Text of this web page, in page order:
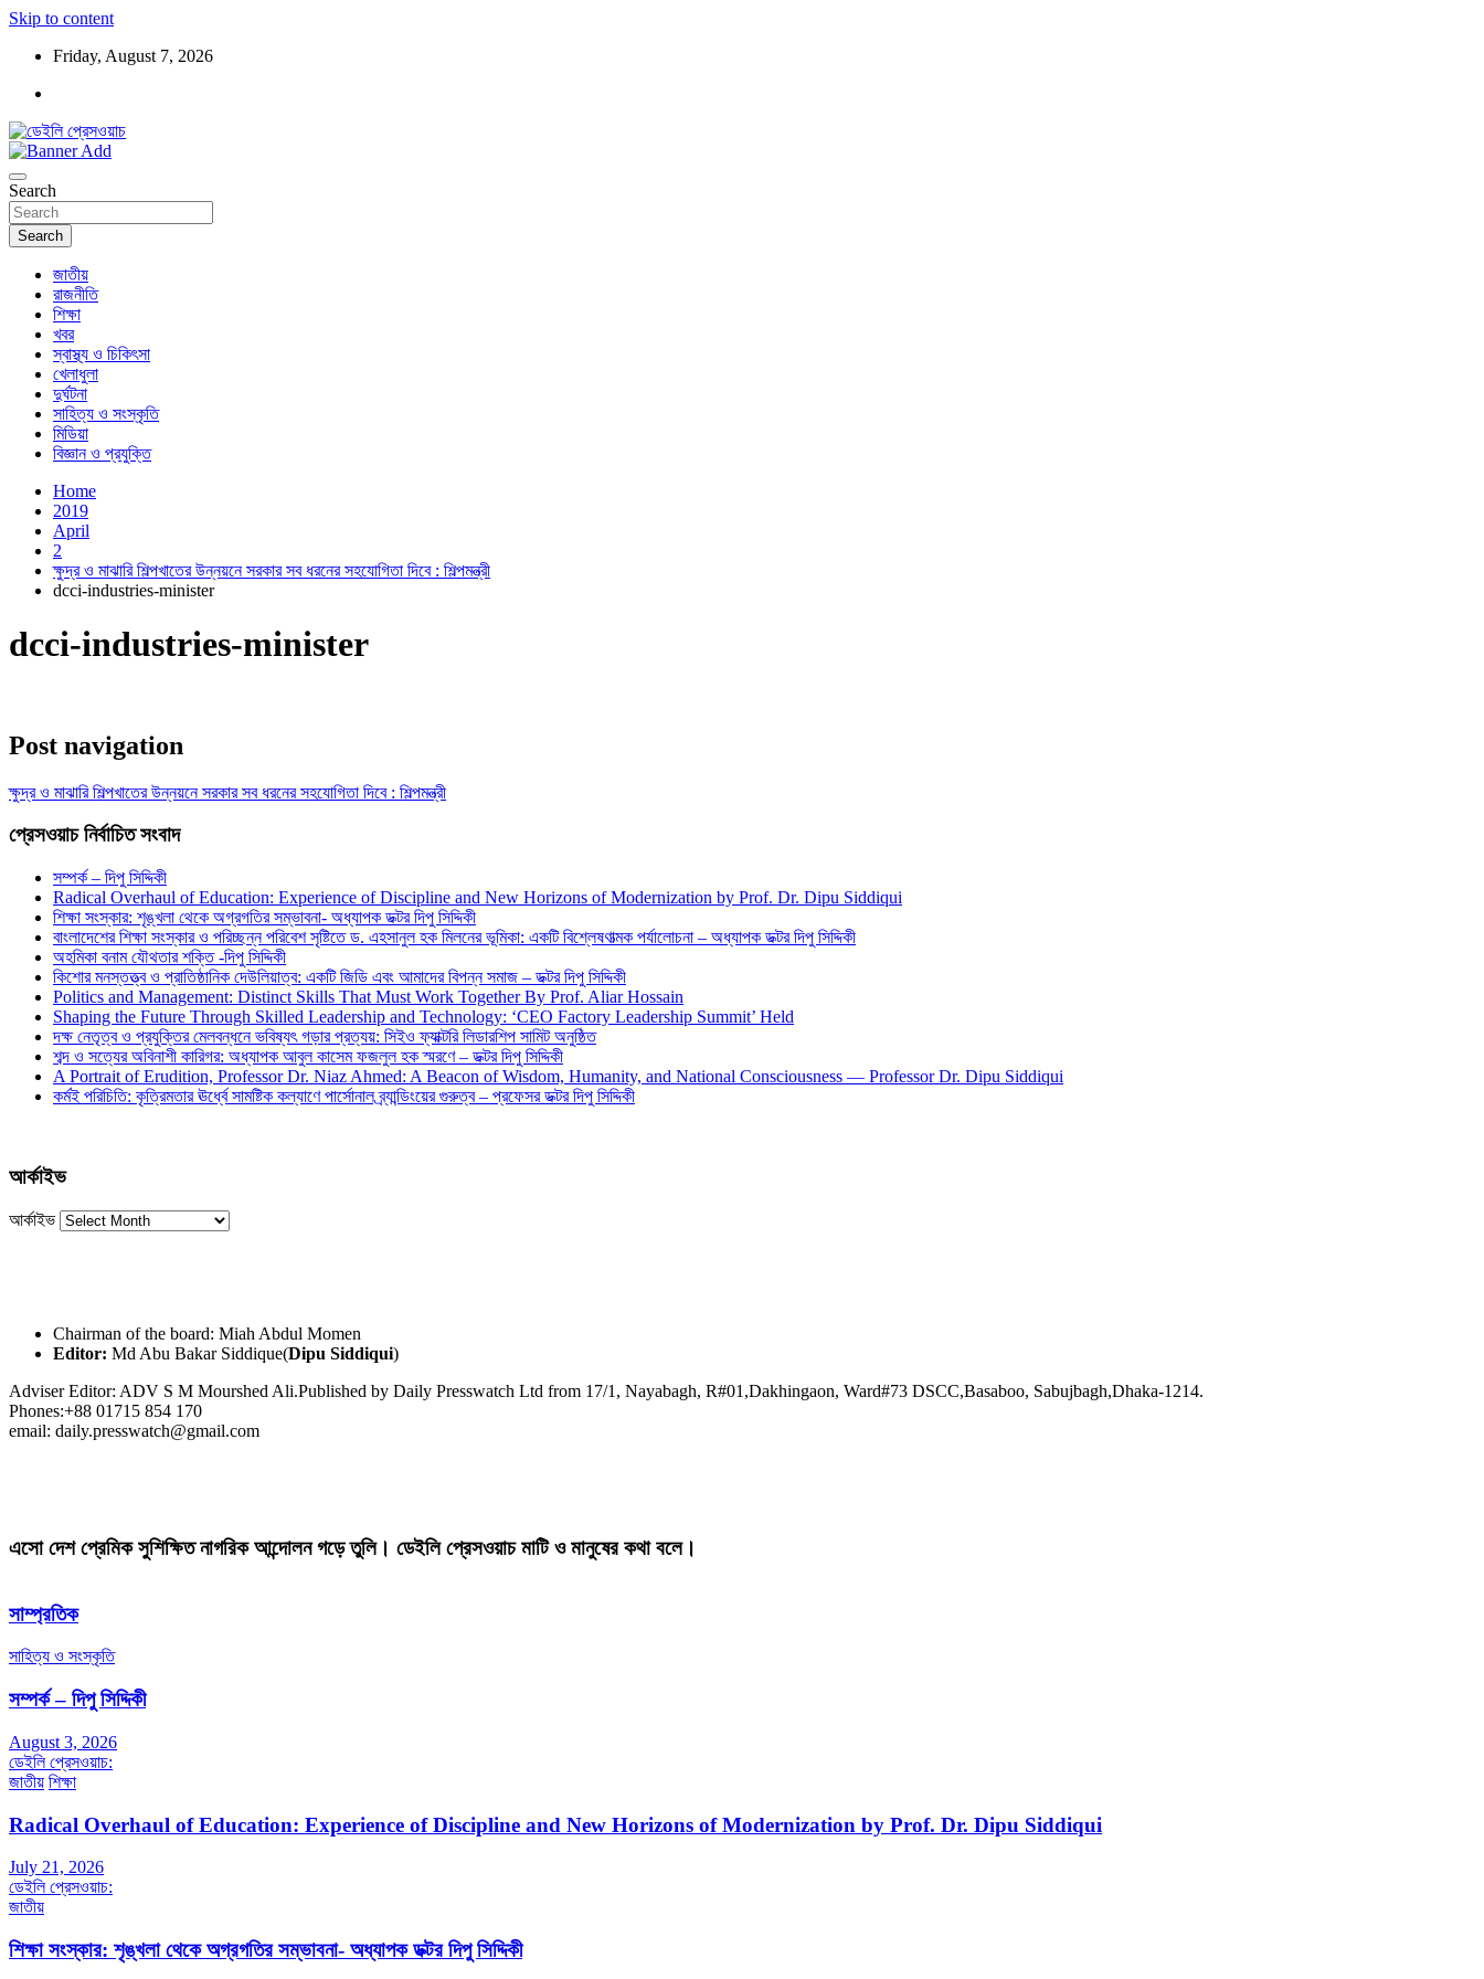
Skip to content
Friday, August 7, 2026
ডেইলি প্রেসওয়াচ
Search
Search
জাতীয়
রাজনীতি
শিক্ষা
খবর
স্বাস্থ্য ও চিকিৎসা
খেলাধুলা
দুর্ঘটনা
সাহিত্য ও সংস্কৃতি
মিডিয়া
বিজ্ঞান ও প্রযুক্তি
Home
2019
April
2
ক্ষুদ্র ও মাঝারি শিল্পখাতের উন্নয়নে সরকার সব ধরনের সহযোগিতা দিবে : শিল্পমন্ত্রী
dcci-industries-minister
dcci-industries-minister
Post navigation
ক্ষুদ্র ও মাঝারি শিল্পখাতের উন্নয়নে সরকার সব ধরনের সহযোগিতা দিবে : শিল্পমন্ত্রী
প্রেসওয়াচ নির্বাচিত সংবাদ
সম্পর্ক – দিপু সিদ্দিকী
Radical Overhaul of Education: Experience of Discipline and New Horizons of Modernization by Prof. Dr. Dipu Siddiqui
শিক্ষা সংস্কার: শৃঙ্খলা থেকে অগ্রগতির সম্ভাবনা- অধ্যাপক ডক্টর দিপু সিদ্দিকী
বাংলাদেশের শিক্ষা সংস্কার ও পরিচ্ছন্ন পরিবেশ সৃষ্টিতে ড. এহসানুল হক মিলনের ভূমিকা: একটি বিশ্লেষণাত্মক পর্যালোচনা – অধ্যাপক ডক্টর দিপু সিদ্দিকী
অহমিকা বনাম যৌথতার শক্তি -দিপু সিদ্দিকী
কিশোর মনস্তত্ত্ব ও প্রাতিষ্ঠানিক দেউলিয়াত্ব: একটি জিডি এবং আমাদের বিপন্ন সমাজ – ডক্টর দিপু সিদ্দিকী
Politics and Management: Distinct Skills That Must Work Together By Prof. Aliar Hossain
Shaping the Future Through Skilled Leadership and Technology: ‘CEO Factory Leadership Summit’ Held
দক্ষ নেতৃত্ব ও প্রযুক্তির মেলবন্ধনে ভবিষ্যৎ গড়ার প্রত্যয়: সিইও ফ্যাক্টরি লিডারশিপ সামিট অনুষ্ঠিত
শব্দ ও সত্যের অবিনাশী কারিগর: অধ্যাপক আবুল কাসেম ফজলুল হক স্মরণে – ডক্টর দিপু সিদ্দিকী
A Portrait of Erudition, Professor Dr. Niaz Ahmed: A Beacon of Wisdom, Humanity, and National Consciousness — Professor Dr. Dipu Siddiqui
কর্মই পরিচিতি: কৃত্রিমতার ঊর্ধ্বে সামষ্টিক কল্যাণে পার্সোনাল ব্র্যান্ডিংয়ের গুরুত্ব – প্রফেসর ডক্টর দিপু সিদ্দিকী
আর্কাইভ
আর্কাইভ
Chairman of the board: Miah Abdul Momen
Editor: Md Abu Bakar Siddique(Dipu Siddiqui)
Adviser Editor: ADV S M Mourshed Ali.Published by Daily Presswatch Ltd from 17/1, Nayabagh, R#01,Dakhingaon, Ward#73 DSCC,Basaboo, Sabujbagh,Dhaka-1214.
Phones:+88 01715 854 170
email: daily.presswatch@gmail.com
এসো দেশ প্রেমিক সুশিক্ষিত নাগরিক আন্দোলন গড়ে তুলি। ডেইলি প্রেসওয়াচ মাটি ও মানুষের কথা বলে।
সাম্প্রতিক
সাহিত্য ও সংস্কৃতি
সম্পর্ক – দিপু সিদ্দিকী
August 3, 2026
ডেইলি প্রেসওয়াচ:
জাতীয় শিক্ষা
Radical Overhaul of Education: Experience of Discipline and New Horizons of Modernization by Prof. Dr. Dipu Siddiqui
July 21, 2026
ডেইলি প্রেসওয়াচ:
জাতীয়
শিক্ষা সংস্কার: শৃঙ্খলা থেকে অগ্রগতির সম্ভাবনা- অধ্যাপক ডক্টর দিপু সিদ্দিকী